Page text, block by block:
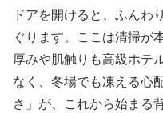
ドアを開けると、ふんわ
ぐります。ここは清掃が
厚みや肌触りも高級ホテ
なく、冬場でも凍える心
さ」が、これから始まる